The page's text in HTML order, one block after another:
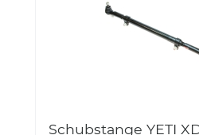
Schubstange YETI